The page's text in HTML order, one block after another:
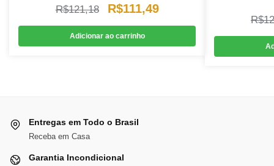
R$121,18
O
preço
original
R$111,49O
preço
atual
Adicionar ao carrinho
R$
Entregas em Todo o Brasil
Receba em Casa
Garantia Incondicional